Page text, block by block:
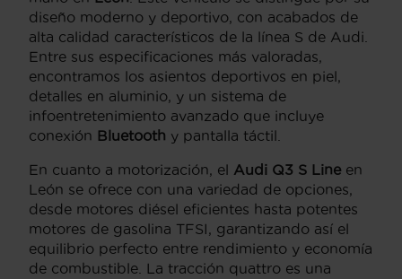
diseño moderno y deportivo, con acabados de
alta calidad característicos de la línea S de Audi.
Entre sus especificaciones más valoradas,
encontramos los asientos deportivos en piel,
detalles en aluminio, y un sistema de
infoentretenimiento avanzado que incluye
conexión Bluetooth y pantalla táctil.
En cuanto a motorización, el Audi Q3 S Line en
León se ofrece con una variedad de opciones,
desde motores diésel eficientes hasta potentes
motores de gasolina TFSI, garantizando así el
equilibrio perfecto entre rendimiento y economía
de combustible. La tracción quattro es una